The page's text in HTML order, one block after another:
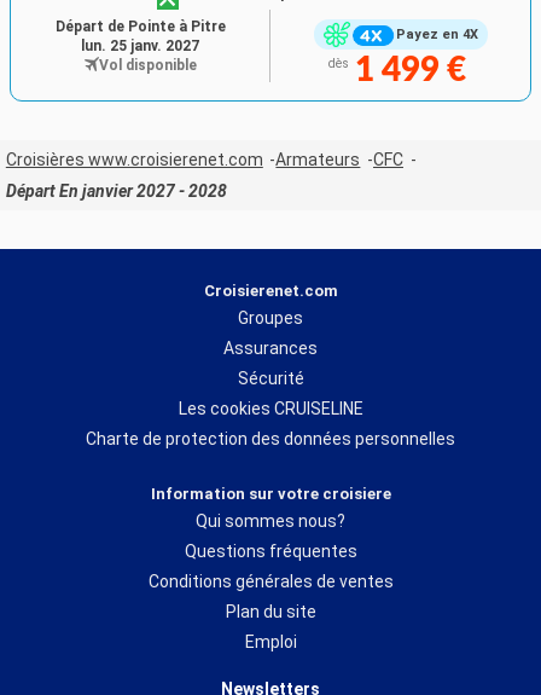
Payez en 4X
dès 1 499 €
Départ de Pointe à Pitre
lun. 25 janv. 2027
Vol disponible
Croisières www.croisierenet.com Armateurs
CFC
Départ En janvier 2027 - 2028
Croisierenet.com
Groupes
Assurances
Sécurité
Les cookies CRUISELINE
Charte de protection des données personnelles
Information sur votre croisiere
Qui sommes nous?
Questions fréquentes
Conditions générales de ventes
Plan du site
Emploi
Newsletters